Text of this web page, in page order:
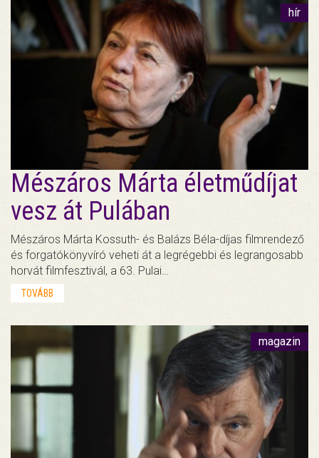
hír
Mészáros Márta életműdíjat
vesz át Pulában
Mészáros Márta Kossuth- és Balázs Béla-díjas filmrendező
és forgatókönyvíró veheti át a legrégebbi és legrangosabb
horvát filmfesztivál, a 63. Pulai…
TOVÁBB
magazin